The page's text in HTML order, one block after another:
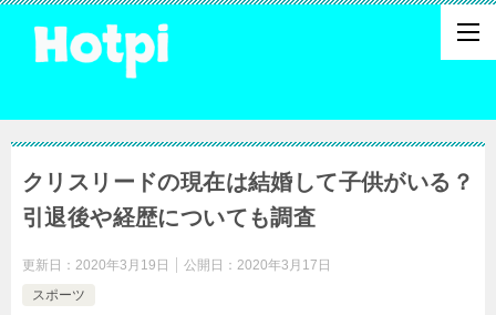
クリスリードの現在は結婚して子供がいる？
引退後や経歴についても調査
更新日： 2020年3月19日 公開日： 2020年3月17日
スポーツ